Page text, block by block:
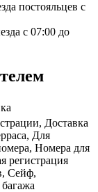
постояльцев с
с 07:00 до
Доставка
Для
Номера для
регистрация
Сейф,